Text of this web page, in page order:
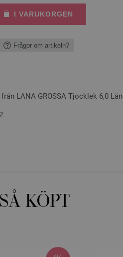
I VARUKORGEN
Frågor om artikeln?
LANA GROSSA Tjocklek 6,0
KÖPT